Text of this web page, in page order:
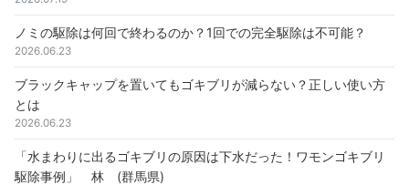
ノミの駆除は何回で終わるのか？1回での完全駆除は不可能？
2026.06.23
ブラックキャップを置いてもゴキブリが減らない？正しい使い方
とは
2026.06.23
「水まわりに出るゴキブリの原因は下水だった！ワモンゴキブリ
駆除事例」 林 (群馬県)